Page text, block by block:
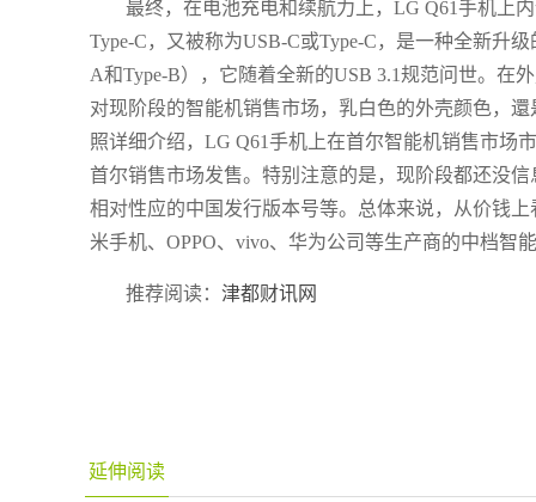
最终，在电池充电和续航力上，LG Q61手机上
Type-C，又被称为USB-C或Type-C，是一种全新升
A和Type-B），它随着全新的USB 3.1规范问世。在
对现阶段的智能机销售市场，乳白色的外壳颜色，
照详细介绍，LG Q61手机上在首尔智能机销售市场
首尔销售市场发售。特别注意的是，现阶段都还没
相对性应的中国发行版本号等。总体来说，从价钱
米手机、OPPO、vivo、华为公司等生产商的中档智
推荐阅读： 津都财讯网
延伸阅读